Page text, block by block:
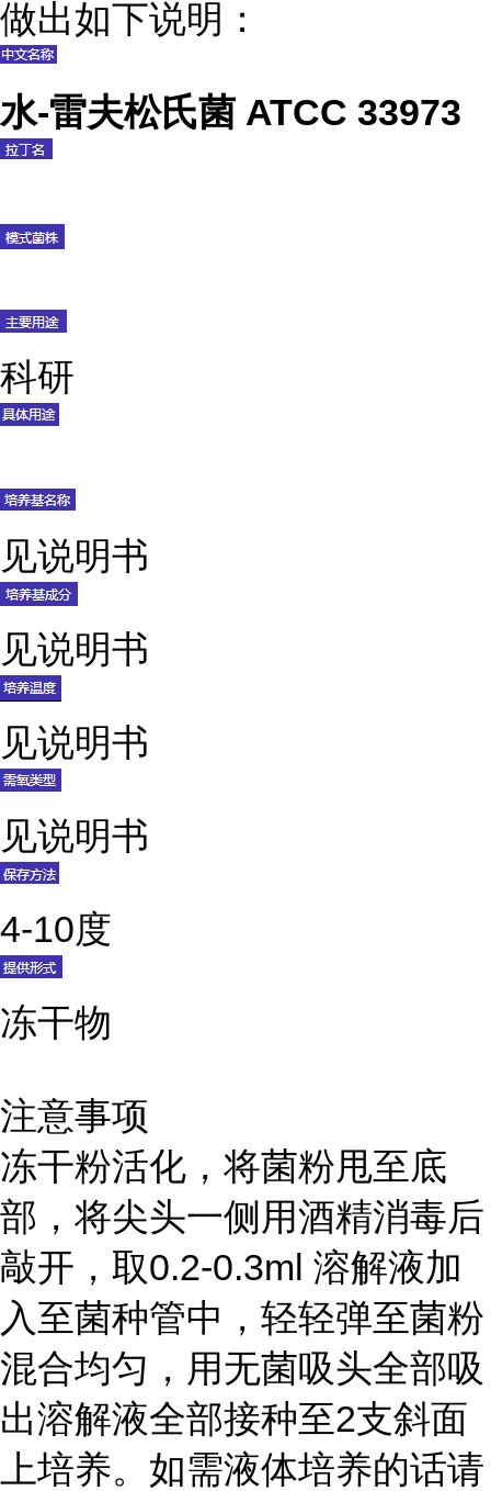
做出如下说明：
水-雷夫松氏菌 ATCC 33973
科研
见说明书
见说明书
见说明书
见说明书
4-10度
冻干物
注意事项
冻干粉活化，将菌粉甩至底
部，将尖头一侧用酒精消毒后
敲开，取0.2-0.3ml 溶解液加
入至菌种管中，轻轻弹至菌粉
混合均匀，用无菌吸头全部吸
出溶解液全部接种至2支斜面
上培养。如需液体培养的话请